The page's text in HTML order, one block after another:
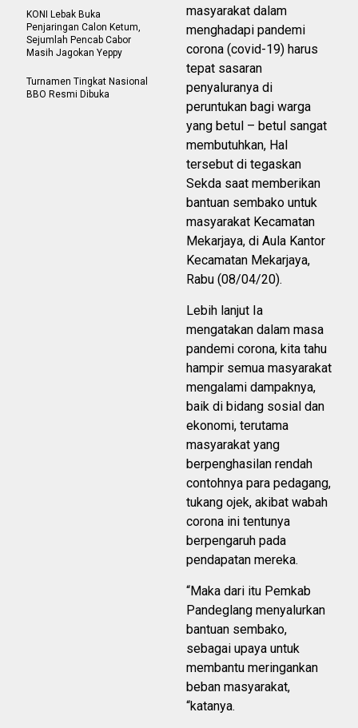
masyarakat dalam
menghadapi pandemi
corona (covid-19) harus
tepat sasaran
penyaluranya di
peruntukan bagi warga
yang betul – betul sangat
membutuhkan, Hal
tersebut di tegaskan
Sekda saat memberikan
bantuan sembako untuk
masyarakat Kecamatan
Mekarjaya, di Aula Kantor
Kecamatan Mekarjaya,
Rabu (08/04/20).
Lebih lanjut Ia
mengatakan dalam masa
pandemi corona, kita tahu
hampir semua masyarakat
mengalami dampaknya,
baik di bidang sosial dan
ekonomi, terutama
masyarakat yang
berpenghasilan rendah
contohnya para pedagang,
tukang ojek, akibat wabah
corona ini tentunya
berpengaruh pada
pendapatan mereka.
“Maka dari itu Pemkab
Pandeglang menyalurkan
bantuan sembako,
sebagai upaya untuk
membantu meringankan
beban masyarakat,
“katanya.
KONI Lebak Buka
Penjaringan Calon Ketum,
Sejumlah Pencab Cabor
Masih Jagokan Yeppy
Turnamen Tingkat Nasional
BBO Resmi Dibuka